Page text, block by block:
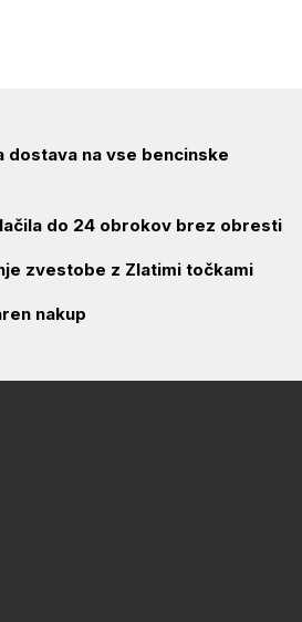
dostava na vse bencinske
do 24 obrokov brez obresti
zvestobe z Zlatimi točkami
nakup